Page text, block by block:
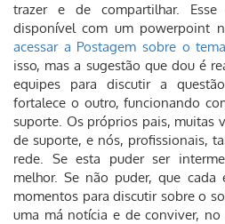
trazer e de compartilhar.
disponível com um powerpoint
acessar a Postagem sobre o tema
isso, mas a sugestão que dou é
equipes para discutir a
fortalece o outro, funcionando
suporte. Os próprios pais, muitas
de suporte, e nós, profissionais,
rede. Se esta puder ser
melhor. Se não puder, que cada
momentos para discutir sobre o
uma má notícia e de conviver,